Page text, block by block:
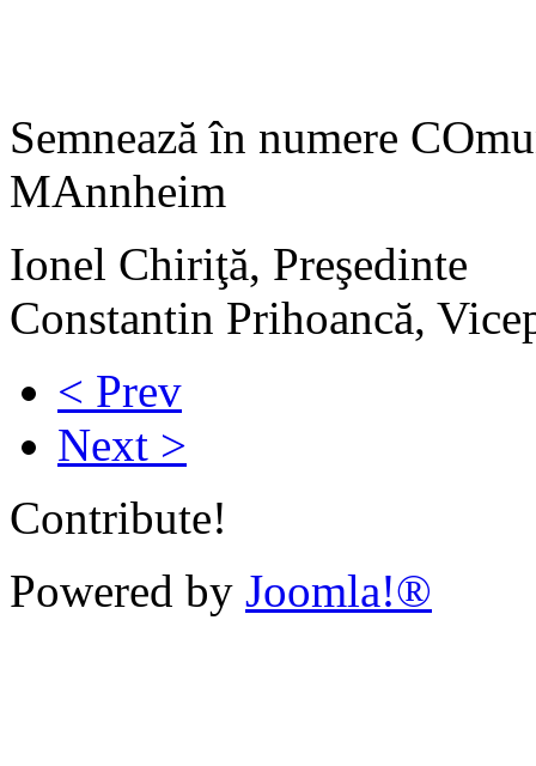
Semnează în numere
MAnnheim
Ionel Chiriţă, Preşedinte
Constantin Prihoancă,
< Prev
Next >
Contribute!
Powered by Joomla!®